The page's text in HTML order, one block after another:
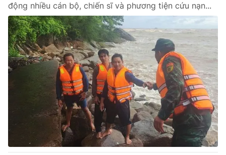
động nhiều cán bộ, chiến sĩ và phương tiện cứu nạn...